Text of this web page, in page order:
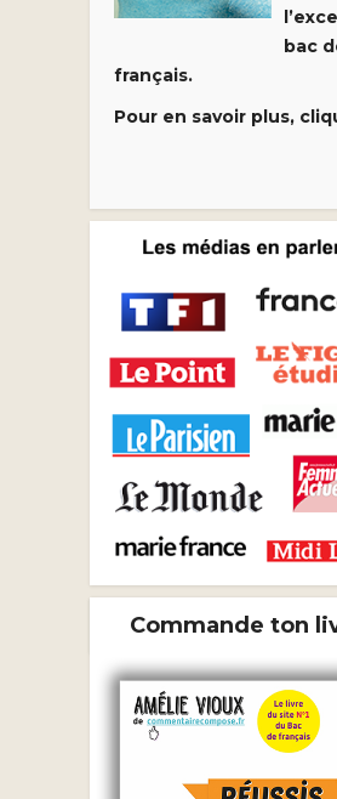
bac
français.
Pour en savoir plus,
Commande ton